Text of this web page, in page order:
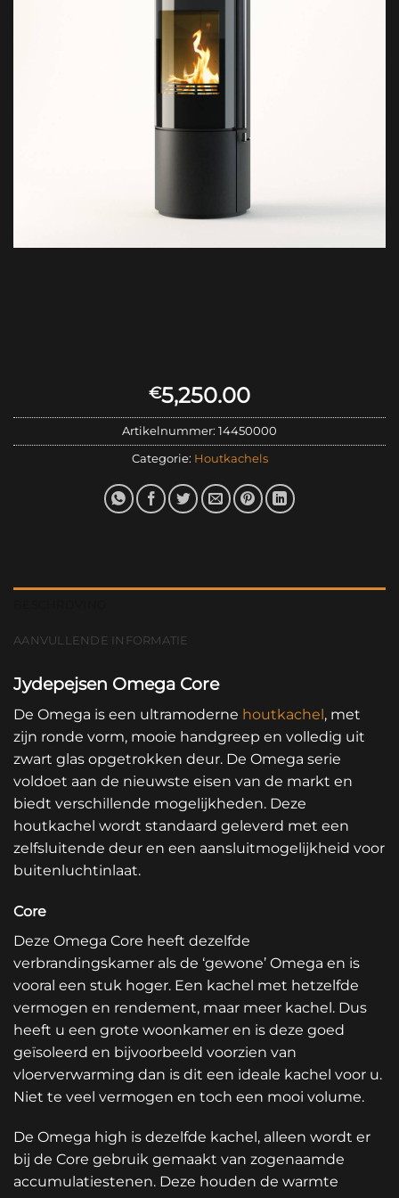
€5,250.00
Artikelnummer: 14450000
Categorie: Houtkachels
AANVULLENDE INFORMATIE
Jydepejsen Omega Core
De Omega is een ultramoderne houtkachel, met
zijn ronde vorm, mooie handgreep en volledig uit
zwart glas opgetrokken deur. De Omega serie
voldoet aan de nieuwste eisen van de markt en
biedt verschillende mogelijkheden. Deze
houtkachel wordt standaard geleverd met een
zelfsluitende deur en een aansluitmogelijkheid voor
buitenluchtinlaat.
Core
Deze Omega Core heeft dezelfde
verbrandingskamer als de ‘gewone’ Omega en is
vooral een stuk hoger. Een kachel met hetzelfde
vermogen en rendement, maar meer kachel. Dus
heeft u een grote woonkamer en is deze goed
geïsoleerd en bijvoorbeeld voorzien van
vloerverwarming dan is dit een ideale kachel voor u.
Niet te veel vermogen en toch een mooi volume.
De Omega high is dezelfde kachel, alleen wordt er
bij de Core gebruik gemaakt van zogenaamde
accumulatiestenen. Deze houden de warmte